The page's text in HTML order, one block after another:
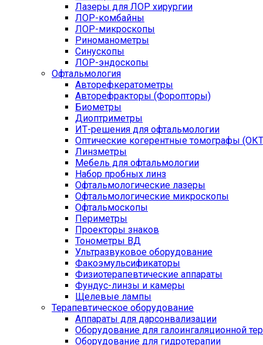
Лазеры для ЛОР хирургии
ЛОР-комбайны
ЛОР-микроскопы
Риноманометры
Синускопы
ЛОР-эндоскопы
Офтальмология
Авторефкератометры
Авторефракторы (Форопторы)
Биометры
Диоптриметры
ИТ-решения для офтальмологии
Оптические когерентные томографы
Линзметры
Мебель для офтальмологии
Набор пробных линз
Офтальмологические лазеры
Офтальмологические микроскопы
Офтальмоскопы
Периметры
Проекторы знаков
Тонометры ВД
Ультразвуковое оборудование
Факоэмульсификаторы
Физиотерапевтические аппараты
Фундус-линзы и камеры
Щелевые лампы
Терапевтическое оборудование
Аппараты для дарсонвализации
Оборудование для галоингаляционной
Оборудование для гидротерапии